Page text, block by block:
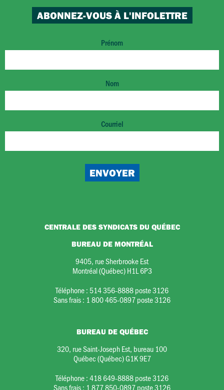
ABONNEZ-VOUS À L'INFOLETTRE
Prénom
Nom
Courriel
CENTRALE DES SYNDICATS DU QUÉBEC
BUREAU DE MONTRÉAL
9405, rue Sherbrooke Est
Montréal (Québec) H1L 6P3
Téléphone : 514 356-8888 poste 3126
Sans frais : 1 800 465-0897 poste 3126
BUREAU DE QUÉBEC
320, rue Saint-Joseph Est, bureau 100
Québec (Québec) G1K 9E7
Téléphone :418 649-8888 poste 3126
Sans frais : 1 877 850-0897 poste 3126